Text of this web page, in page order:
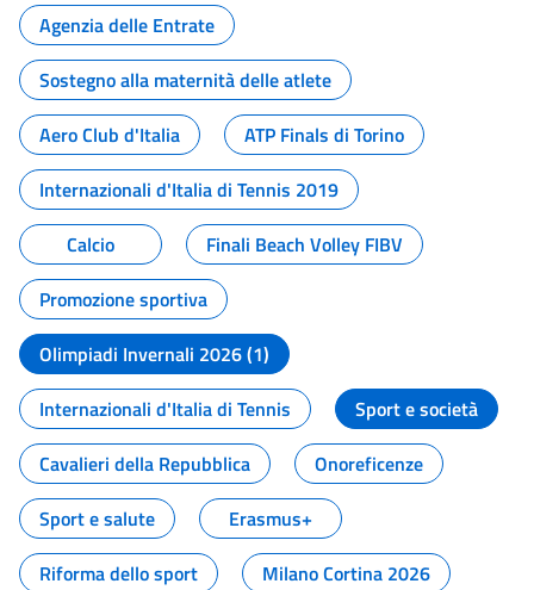
Agenzia delle Entrate
Sostegno alla maternità delle atlete
Aero Club d'Italia
ATP Finals di Torino
Internazionali d'Italia di Tennis 2019
Calcio
Finali Beach Volley FIBV
Promozione sportiva
Olimpiadi Invernali 2026 (1)
Internazionali d'Italia di Tennis
Sport e società
Cavalieri della Repubblica
Onoreficenze
Sport e salute
Erasmus+
Riforma dello sport
Milano Cortina 2026